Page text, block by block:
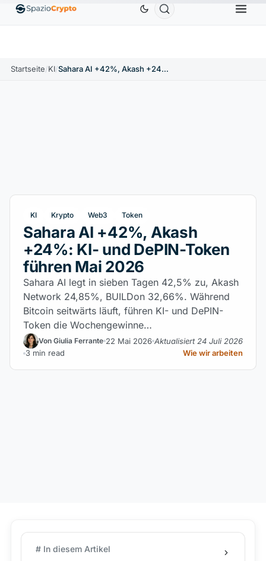
EthereumETH1.880,58 $ Tether USDT0,9991 $ BNBBNB
Startseite/KI/ Sahara AI +42%, Akash +24%: KI- und DePIN-Token führen Mai 2026
KI Krypto Web3 Token
Sahara AI +42%, Akash
+24%: KI- und DePIN-Token
führen Mai 2026
Sahara AI legt in sieben Tagen 42,5% zu, Akash
Network 24,85%, BUILDon 32,66%. Während
Bitcoin seitwärts läuft, führen KI- und DePIN-
Token die Wochengewinne…
Von Giulia Ferrante 22 Mai 2026 Aktualisiert 24 Juli 2026
3 min read
Wie wir arbeiten
# In diesem Artikel